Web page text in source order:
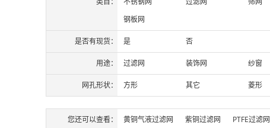
钢板网
是否有现货： 是 否
用途： 过滤网 装饰网 纱窗
网孔形状： 方形 其它 菱形
您还可以查看： 黄铜气液过滤网 紫铜过滤网 PTFE过滤网